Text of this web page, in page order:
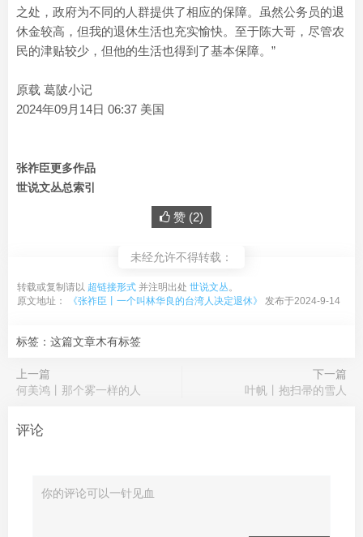
之处，政府为不同的人群提供了相应的保障。虽然公务员的退
休金较高，但我的退休生活也充实愉快。至于陈大哥，尽管农
民的津贴较少，但他的生活也得到了基本保障。”
原载 葛陂小记
2024年09月14日 06:37 美国
张祚臣更多作品
世说文丛总索引
赞 (2)
未经允许不得转载：
转载或复制请以 超链接形式 并注明出处 世说文丛。
原文地址：
《张祚臣丨一个叫林华良的台湾人决定退休》 发布于2024-9-14
标签：这篇文章木有标签
上一篇
何美鸿丨那个雾一样的人
下一篇
叶帆丨抱扫帚的雪人
评论